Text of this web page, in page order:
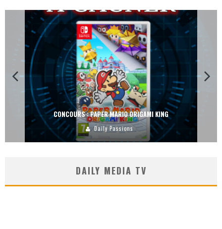
CONCOURS : DREAMS SUR PS4
Carlos Mühlig
DAILY MEDIA TV